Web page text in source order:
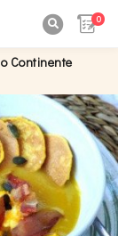
0
Continente